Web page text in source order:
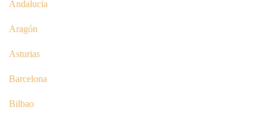
Andalucia
Aragón
Asturias
Barcelona
Bilbao